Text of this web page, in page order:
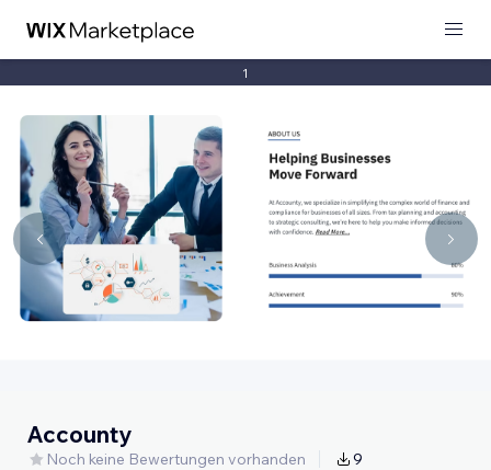
1
Accounty
Noch keine Bewertungen vorhanden 9